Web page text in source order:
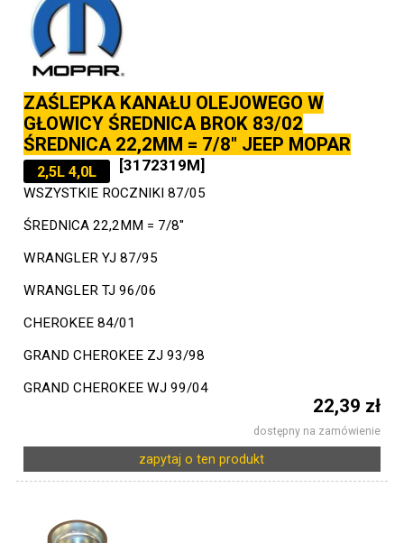
ZAŚLEPKA KANAŁU OLEJOWEGO W
GŁOWICY ŚREDNICA BROK 83/02
ŚREDNICA 22,2MM = 7/8" JEEP MOPAR
2,5L 4,0L [3172319M]
WSZYSTKIE ROCZNIKI 87/05
ŚREDNICA 22,2MM = 7/8"
WRANGLER YJ 87/95
WRANGLER TJ 96/06
CHEROKEE 84/01
GRAND CHEROKEE ZJ 93/98
GRAND CHEROKEE WJ 99/04
22,39 zł
dostępny na zamówienie
zapytaj o ten produkt